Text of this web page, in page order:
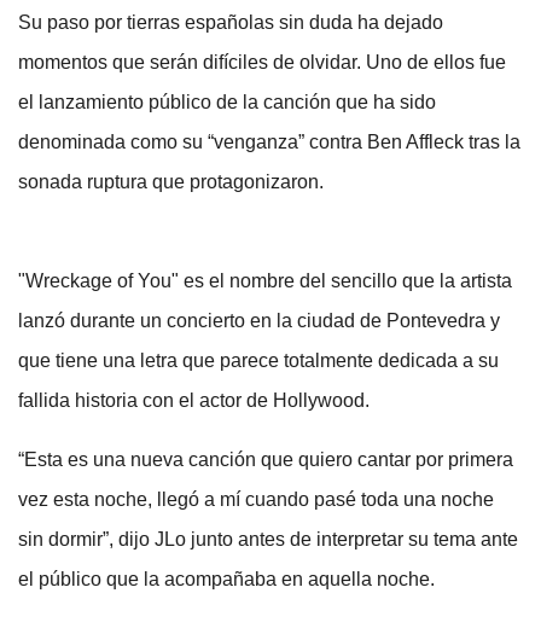
Su paso por tierras españolas sin duda ha dejado
momentos que serán difíciles de olvidar. Uno de ellos fue
el lanzamiento público de la canción que ha sido
denominada como su “venganza” contra Ben Affleck tras la
sonada ruptura que protagonizaron.
"Wreckage of You" es el nombre del sencillo que la artista
lanzó durante un concierto en la ciudad de Pontevedra y
que tiene una letra que parece totalmente dedicada a su
fallida historia con el actor de Hollywood.
“Esta es una nueva canción que quiero cantar por primera
vez esta noche, llegó a mí cuando pasé toda una noche
sin dormir”, dijo JLo junto antes de interpretar su tema ante
el público que la acompañaba en aquella noche.